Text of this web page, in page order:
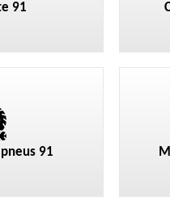
91
91